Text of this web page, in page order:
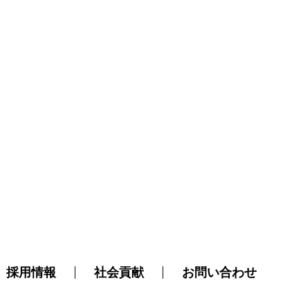
採用情報 社会貢献 お問い合わせ